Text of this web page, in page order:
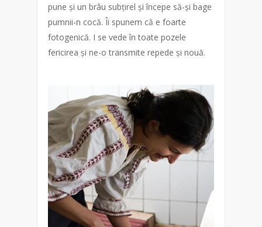
pune și un brâu subțirel și începe să-și bage
pumnii-n cocă. Îi spunem că e foarte
fotogenică. I se vede în toate pozele
fericirea și ne-o transmite repede și nouă.